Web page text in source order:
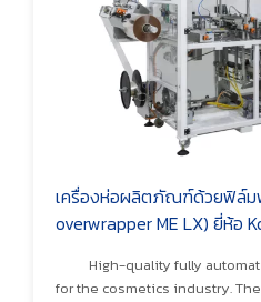
เครื่องห่อผลิตภัณฑ์ด้วยฟิล์
overwrapper ME LX) ยี่ห้อ
High-quality fully
for the cosmetics industry.